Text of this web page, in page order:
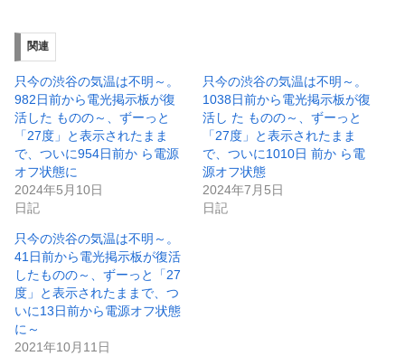
ウ
ィ
ン
ウ
で
開
き
ま
す
)
い
(
新
し
い
ウ
ィ
ン
ウ
で
ま
す
)
関連
只今の渋谷の気温は不明～。
982日前から電光掲示板が復
活した ものの～、ずーっと
「27度」と表示されたまま
で、ついに954日前か ら電源
オフ状態に
2024年5月10日
日記
只今の渋谷の気温は不明～。
1038日前から電光掲示板が復
活し た ものの～、ずーっと
「27度」と表示されたまま
で、ついに1010日 前か ら電
源オフ状態
2024年7月5日
日記
只今の渋谷の気温は不明～。
41日前から電光掲示板が復活
したものの～、ずーっと「27
度」と表示されたままで、つ
いに13日前から電源オフ状態
に～
2021年10月11日